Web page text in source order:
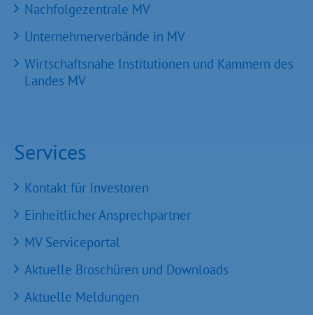
Nachfolgezentrale MV
Unternehmerverbände in MV
Wirtschaftsnahe Institutionen und Kammern des
Landes MV
Services
Kontakt für Investoren
Einheitlicher Ansprechpartner
MV Serviceportal
Aktuelle Broschüren und Downloads
Aktuelle Meldungen